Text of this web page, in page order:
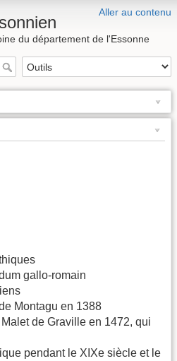
Aller au contenu
du département de l'Essonne
gallo-romain
Montagu en 1388
de Graville en 1472, qui
pendant le XIXe siècle et le